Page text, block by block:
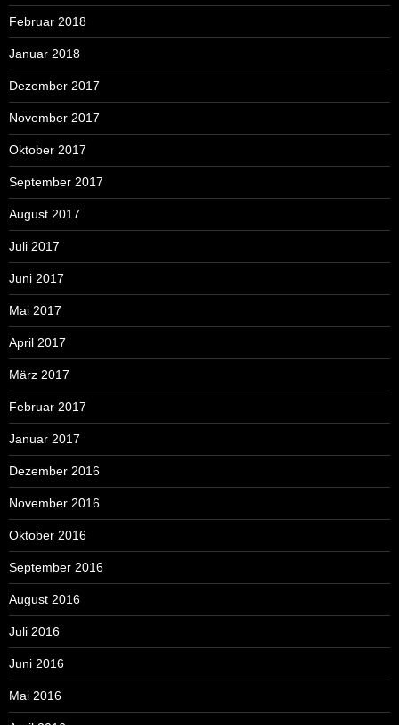
Februar 2018
Januar 2018
Dezember 2017
November 2017
Oktober 2017
September 2017
August 2017
Juli 2017
Juni 2017
Mai 2017
April 2017
März 2017
Februar 2017
Januar 2017
Dezember 2016
November 2016
Oktober 2016
September 2016
August 2016
Juli 2016
Juni 2016
Mai 2016